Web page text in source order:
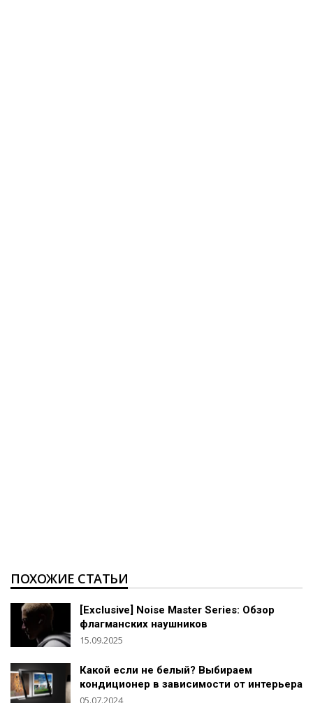
ПОХОЖИЕ СТАТЬИ
[Exclusive] Noise Master Series: Обзор
флагманских наушников
15.09.2025
Какой если не белый? Выбираем
кондиционер в зависимости от интерьера
05.07.2024